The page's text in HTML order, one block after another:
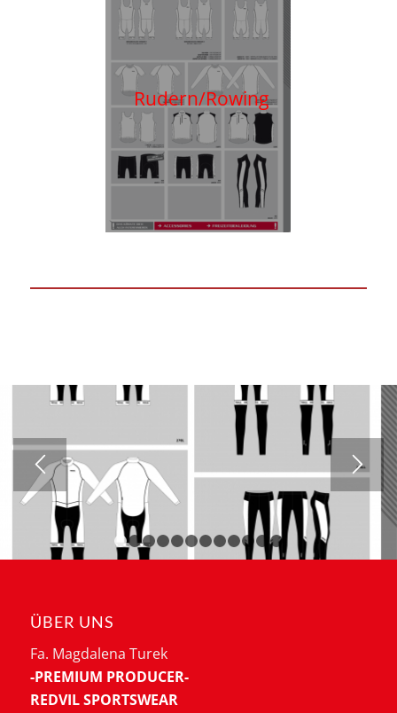
Rudern/Rowing
1 2 3 4 5 6 7 8 9
ÜBER UNS
Fa. Magdalena Turek
-PREMIUM PRODUCER-
REDVIL SPORTSWEAR